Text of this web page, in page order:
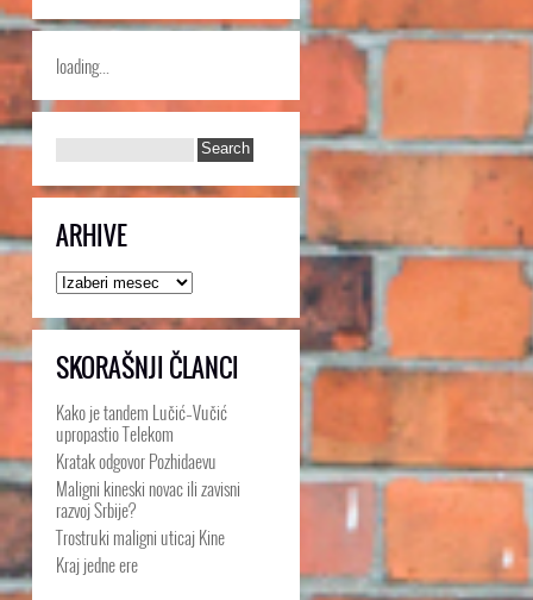
loading...
ARHIVE
Arhive
SKORAŠNJI ČLANCI
Kako je tandem Lučić–Vučić
upropastio Telekom
Kratak odgovor Pozhidaevu
Maligni kineski novac ili zavisni
razvoj Srbije?
Trostruki maligni uticaj Kine
Kraj jedne ere